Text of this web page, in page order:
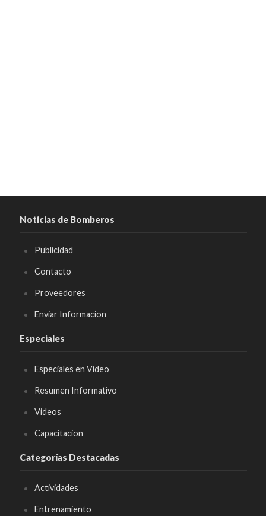
Noticias de Bomberos
Publicidad
Contacto
Proveedores
Enviar Informacion
Especiales
Especiales en Video
Resumen Informativo
Videos
Capacitacion
Categorías Destacadas
Actividades
Entrenamiento